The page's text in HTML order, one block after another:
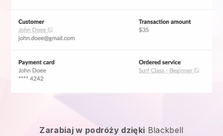
Zarabiaj w podróży dzięki Blackbell